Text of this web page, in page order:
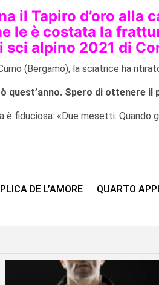
il Tapiro d’oro alla
le è costata la
alpino 2021 di
(Bergamo), la sciatrice ha
quest’anno. Spero di ottenere
è fiduciosa: «Due mesetti.
DE L’AMORE
QUARTO